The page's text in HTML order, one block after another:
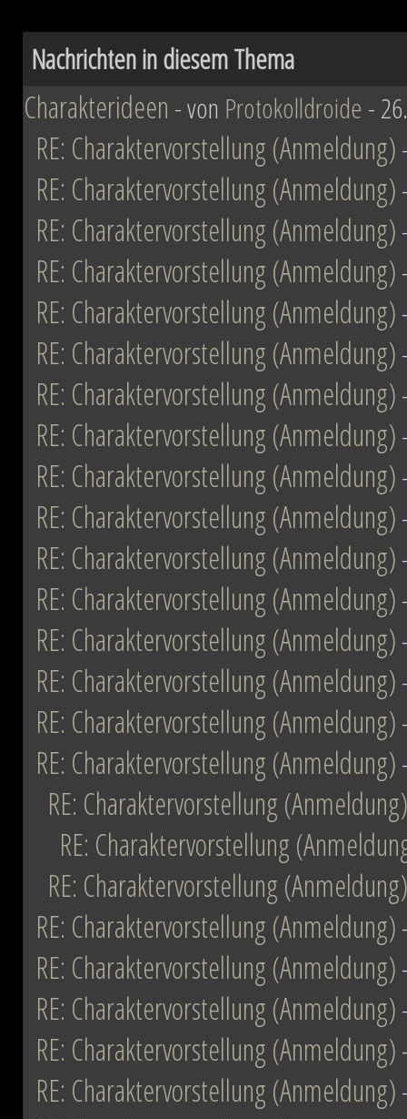
ihn mit der Einnahme von
Eindruck einer erneuten
Schachzüge sichert sich
beschwört die Vernichtung aller
Düstere Zeiten ziehen auf.
Schlacht von Endor noch den
nun in weiter Ferne. Der Entscheid
fallen und niemand vermag auch
Planeten aussehen wird....
Nachrichten in diesem Thema
Charakterideen - von Protokolldroide -
RE: Charaktervorstellung (Anmeldung)
RE: Charaktervorstellung (Anmeldung)
RE: Charaktervorstellung (Anmeldung)
RE: Charaktervorstellung (Anmeldung)
RE: Charaktervorstellung (Anmeldung)
RE: Charaktervorstellung (Anmeldung)
RE: Charaktervorstellung (Anmeldung)
RE: Charaktervorstellung (Anmeldung)
RE: Charaktervorstellung (Anmeldung)
RE: Charaktervorstellung (Anmeldung)
RE: Charaktervorstellung (Anmeldung)
RE: Charaktervorstellung (Anmeldung)
RE: Charaktervorstellung (Anmeldung)
RE: Charaktervorstellung (Anmeldung)
RE: Charaktervorstellung (Anmeldung)
RE: Charaktervorstellung (Anmeldung)
RE: Charaktervorstellung (Anmeldung)
RE: Charaktervorstellung
RE: Charaktervorstellung (Anmeldung)
RE: Charaktervorstellung (Anmeldung)
RE: Charaktervorstellung (Anmeldung)
RE: Charaktervorstellung (Anmeldung)
RE: Charaktervorstellung (Anmeldung)
RE: Charaktervorstellung (Anmeldung)